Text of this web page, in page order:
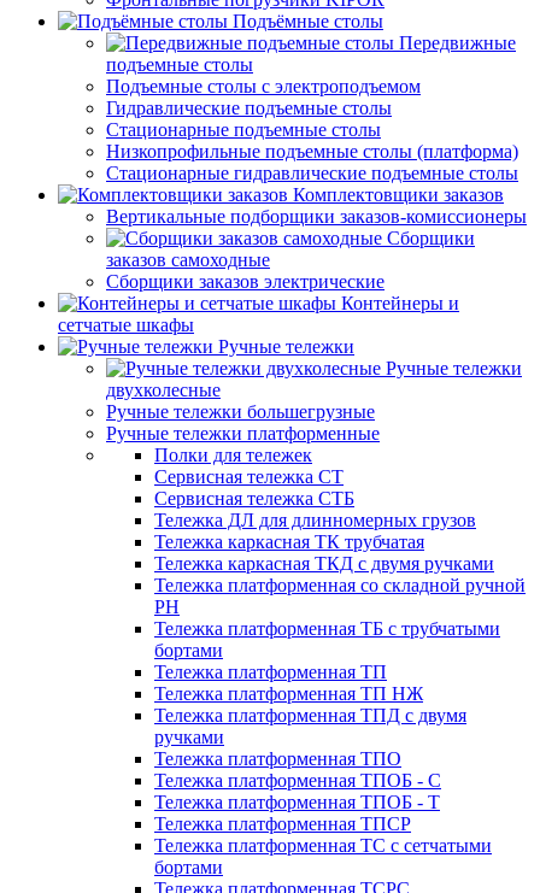
Подъёмные столы
Передвижные
подъемные столы
Подъемные столы с электроподъемом
Гидравлические подъемные столы
Стационарные подъемные столы
Низкопрофильные подъемные столы (платформа)
Стационарные гидравлические подъемные столы
Комплектовщики заказов
Вертикальные подборщики заказов-комиссионеры
Сборщики
заказов самоходные
Сборщики заказов электрические
Контейнеры и
сетчатые шкафы
Ручные тележки
Ручные тележки
двухколесные
Ручные тележки большегрузные
Ручные тележки платформенные
Полки для тележек
Сервисная тележка СТ
Сервисная тележка СТБ
Тележка ДЛ для длинномерных грузов
Тележка каркасная ТК трубчатая
Тележка каркасная ТКД с двумя ручками
Тележка платформенная со складной ручной
PH
Тележка платформенная ТБ с трубчатыми
бортами
Тележка платформенная ТП
Тележка платформенная ТП НЖ
Тележка платформенная ТПД с двумя
ручками
Тележка платформенная ТПО
Тележка платформенная ТПОБ - С
Тележка платформенная ТПОБ - Т
Тележка платформенная ТПСР
Тележка платформенная ТС с сетчатыми
бортами
Тележка платформенная ТСРС